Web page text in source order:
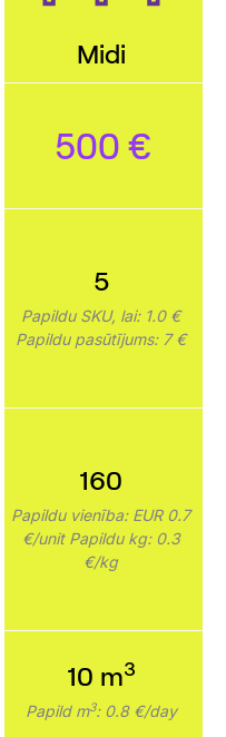
Midi
500 €
5
Papildu SKU, lai: 1.0 €
Papildu pasūtījums: 7 €
160
Papildu vienība: EUR 0.7
€/unit Papildu kg: 0.3
€/kg
10 m3
Papild m3: 0.8 €/day